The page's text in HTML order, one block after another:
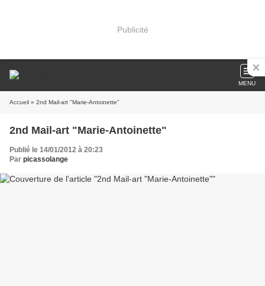
Publicité
MENU
Accueil » 2nd Mail-art "Marie-Antoinette"
2nd Mail-art "Marie-Antoinette"
Publié le 14/01/2012 à 20:23
Par picassolange